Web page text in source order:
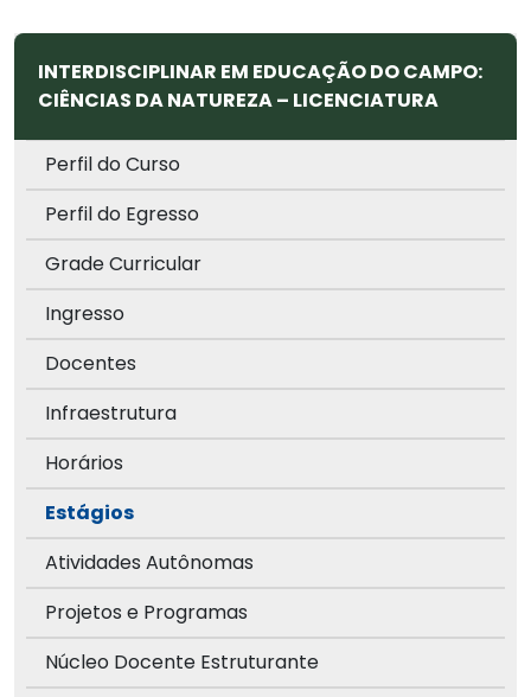
INTERDISCIPLINAR EM EDUCAÇÃO DO CAMPO:
CIÊNCIAS DA NATUREZA – LICENCIATURA
Perfil do Curso
Perfil do Egresso
Grade Curricular
Ingresso
Docentes
Infraestrutura
Horários
Estágios
Atividades Autônomas
Projetos e Programas
Núcleo Docente Estruturante